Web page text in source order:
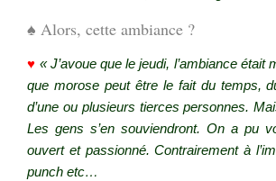
♠ Alors, cette ambiance ?
♥ « J’avoue que le jeudi, l’ambiance
que morose peut être le fait du temps,
d’une ou plusieurs tierces personnes.
Les gens s’en souviendront. On a pu
ouvert et passionné. Contrairement à
punch etc…